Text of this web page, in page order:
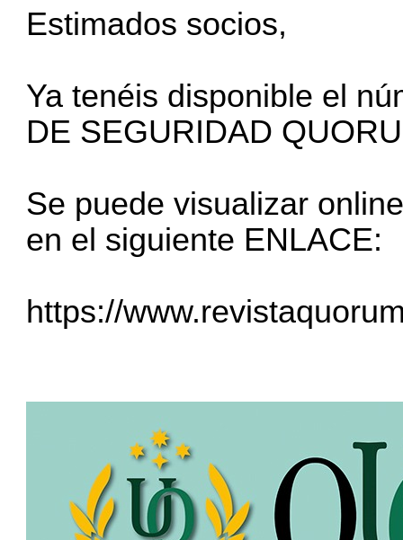
Estimados socios,
Ya tenéis disponible el
DE SEGURIDAD
Se puede visualizar
en el siguiente ENLACE:
https://